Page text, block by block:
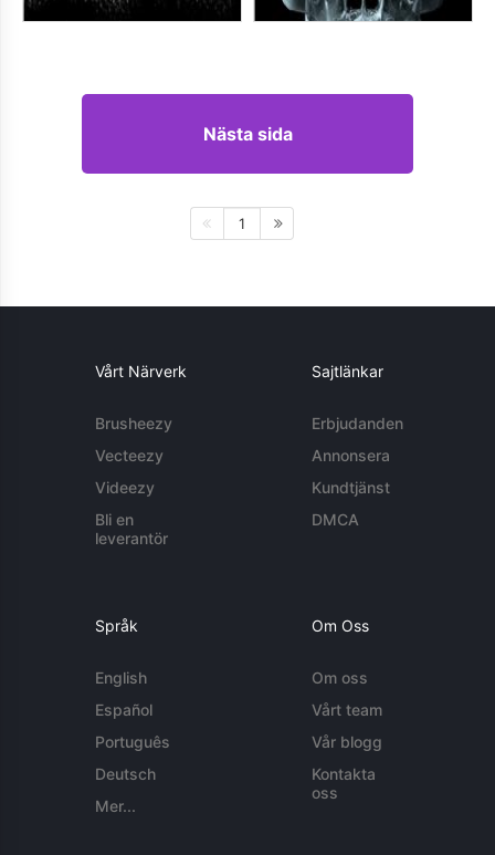
Nästa sida
1
Vårt Närverk
Brusheezy
Vecteezy
Videezy
Bli en
leverantör
Sajtlänkar
Erbjudanden
Annonsera
Kundtjänst
DMCA
Språk
English
Español
Português
Deutsch
Mer...
Om Oss
Om oss
Vårt team
Vår blogg
Kontakta
oss